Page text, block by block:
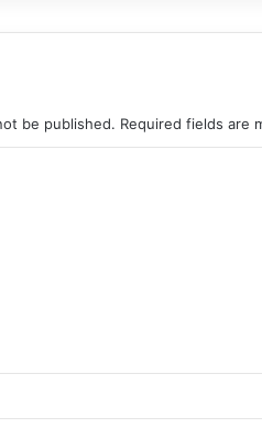
be published. Required fields are